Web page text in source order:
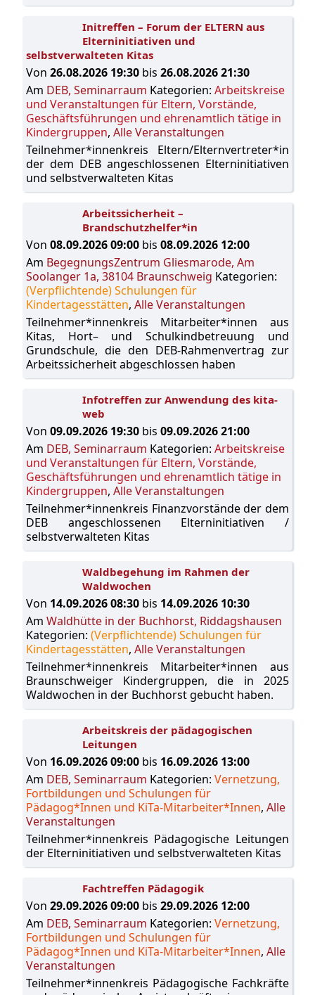
Initreffen – Forum der ELTERN aus
Elterninitiativen und
selbstverwalteten Kitas
Von 26.08.2026 19:30 bis 26.08.2026 21:30
Am DEB, Seminarraum Kategorien: Arbeitskreise
und Veranstaltungen für Eltern, Vorstände,
Geschäftsführungen und ehrenamtlich tätige in
Kindergruppen, Alle Veranstaltungen
Teilnehmer*innenkreis Eltern/Elternvertreter*in
der dem DEB angeschlossenen Elterninitiativen
und selbstverwalteten Kitas
Arbeitssicherheit –
Brandschutzhelfer*in
Von 08.09.2026 09:00 bis 08.09.2026 12:00
Am BegegnungsZentrum Gliesmarode, Am
Soolanger 1a, 38104 Braunschweig Kategorien:
(Verpflichtende) Schulungen für
Kindertagesstätten, Alle Veranstaltungen
Teilnehmer*innenkreis Mitarbeiter*innen aus
Kitas, Hort– und Schulkindbetreuung und
Grundschule, die den DEB-Rahmenvertrag zur
Arbeitssicherheit abgeschlossen haben
Infotreffen zur Anwendung des kita-
web
Von 09.09.2026 19:30 bis 09.09.2026 21:00
Am DEB, Seminarraum Kategorien: Arbeitskreise
und Veranstaltungen für Eltern, Vorstände,
Geschäftsführungen und ehrenamtlich tätige in
Kindergruppen, Alle Veranstaltungen
Teilnehmer*innenkreis Finanzvorstände der dem
DEB angeschlossenen Elterninitiativen /
selbstverwalteten Kitas
Waldbegehung im Rahmen der
Waldwochen
Von 14.09.2026 08:30 bis 14.09.2026 10:30
Am Waldhütte in der Buchhorst, Riddagshausen
Kategorien: (Verpflichtende) Schulungen für
Kindertagesstätten, Alle Veranstaltungen
Teilnehmer*innenkreis Mitarbeiter*innen aus
Braunschweiger Kindergruppen, die in 2025
Waldwochen in der Buchhorst gebucht haben.
Arbeitskreis der pädagogischen
Leitungen
Von 16.09.2026 09:00 bis 16.09.2026 13:00
Am DEB, Seminarraum Kategorien: Vernetzung,
Fortbildungen und Schulungen für
Pädagog*Innen und KiTa-Mitarbeiter*Innen, Alle
Veranstaltungen
Teilnehmer*innenkreis Pädagogische Leitungen
der Elterninitiativen und selbstverwalteten Kitas
Fachtreffen Pädagogik
Von 29.09.2026 09:00 bis 29.09.2026 12:00
Am DEB, Seminarraum Kategorien: Vernetzung,
Fortbildungen und Schulungen für
Pädagog*Innen und KiTa-Mitarbeiter*Innen, Alle
Veranstaltungen
Teilnehmer*innenkreis Pädagogische Fachkräfte